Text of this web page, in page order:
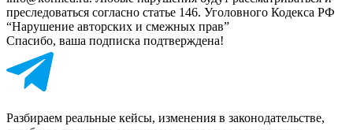
преследоваться согласно статье 146. Уголовного Кодекса РФ
“Нарушение авторских и смежных прав”
Спасибо, ваша подписка подтверждена!
Разбираем реальные кейсы, изменения в законодательстве,